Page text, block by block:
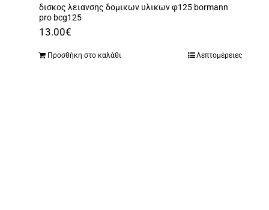
δισκος λειανσης δομικων υλικων φ125 bormann
pro bcg125
13.00€
Προσθήκη στο καλάθι Λεπτομέρειες